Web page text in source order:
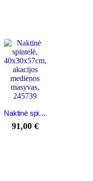
Naktinė spintelė, 40x30x57cm, akacijos medienos masyvas, 245739
91,00 €